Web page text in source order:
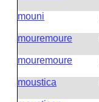
mouni
mouremoure
mouremoure
moustica